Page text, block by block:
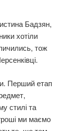
Бадзян,
хотіли
тож
Перший етап
стилі та
ми маємо